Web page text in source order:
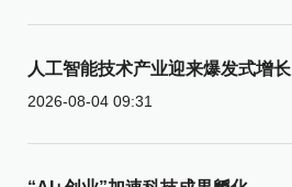
人工智能技术产业迎来爆发式增长
2026-08-04 09:31